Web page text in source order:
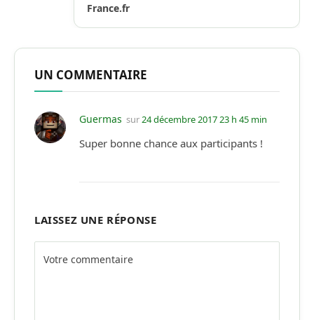
France.fr
UN COMMENTAIRE
Guermas sur24 décembre 2017 23 h 45 min
Super bonne chance aux participants !
LAISSEZ UNE RÉPONSE